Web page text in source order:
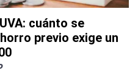
cuánto se
previo exige un